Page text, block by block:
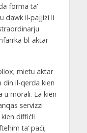
forma ta’
dawk il-pajjiżi li
bl-aktar
mietu aktar
il-qerda kien
u morali. La kien
servizzi
diffiċli
ta’ paċi;